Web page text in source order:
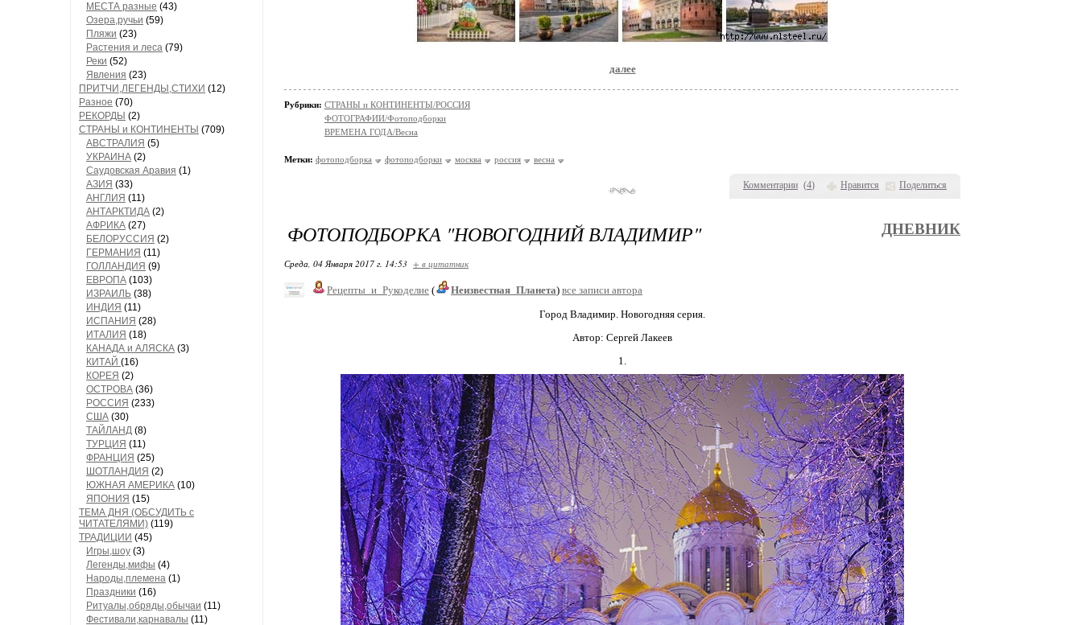
МЕСТА разные (43)
Озера,ручьи (59)
Пляжи (23)
Растения и леса (79)
Реки (52)
Явления (23)
ПРИТЧИ,ЛЕГЕНДЫ,СТИХИ (12)
Разное (70)
РЕКОРДЫ (2)
СТРАНЫ и КОНТИНЕНТЫ (709)
АВСТРАЛИЯ (5)
УКРАИНА (2)
Саудовская Аравия (1)
АЗИЯ (33)
АНГЛИЯ (11)
АНТАРКТИДА (2)
АФРИКА (27)
БЕЛОРУССИЯ (2)
ГЕРМАНИЯ (11)
ГОЛЛАНДИЯ (9)
ЕВРОПА (103)
ИЗРАИЛЬ (38)
ИНДИЯ (11)
ИСПАНИЯ (28)
ИТАЛИЯ (18)
КАНАДА и АЛЯСКА (3)
КИТАЙ (16)
КОРЕЯ (2)
ОСТРОВА (36)
РОССИЯ (233)
США (30)
ТАЙЛАНД (8)
ТУРЦИЯ (11)
ФРАНЦИЯ (25)
ШОТЛАНДИЯ (2)
ЮЖНАЯ АМЕРИКА (10)
ЯПОНИЯ (15)
ТЕМА ДНЯ (ОБСУДИТЬ с
ЧИТАТЕЛЯМИ) (119)
ТРАДИЦИИ (45)
Игры,шоу (3)
Легенды,мифы (4)
Народы,племена (1)
Праздники (16)
Ритуалы,обряды,обычаи (11)
Фестивали,карнавалы (11)
Комментарии (4) Нравится Поделиться
далее
Рубрики: СТРАНЫ и КОНТИНЕНТЫ/РОССИЯ
ФОТОГРАФИИ/Фотоподборки
ВРЕМЕНА ГОДА/Весна
Метки: фотоподборка фотоподборки москва россия весна
ФОТОПОДБОРКА "НОВОГОДНИЙ ВЛАДИМИР" ДНЕВНИК
Среда, 04 Января 2017 г. 14:53 + в цитатник
Рецепты_и_Рукоделие ( Неизвестная_Планета) все записи автора
Город Владимир. Новогодняя серия.
Автор: Сергей Лакеев
1.